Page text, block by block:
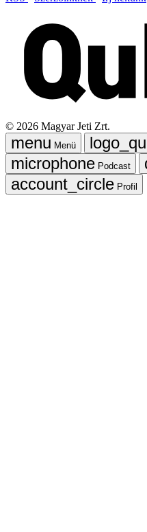
© 2026 Magyar Jeti Zrt.
Menü
Podcast
Profil